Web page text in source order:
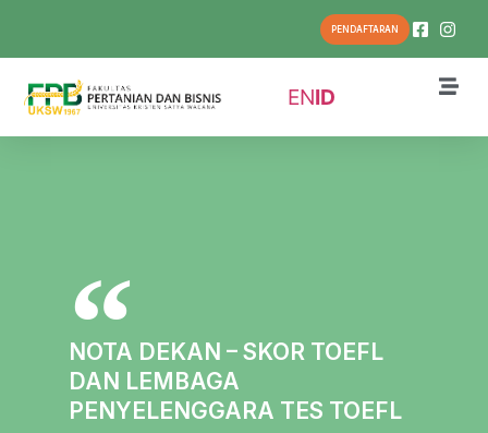
PENDAFTARAN
ENID
NOTA DEKAN – SKOR TOEFL
DAN LEMBAGA
PENYELENGGARA TES TOEFL